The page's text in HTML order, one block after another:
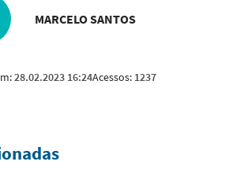
MARCELO SANTOS
28.02.2023 16:24Acessos: 1237